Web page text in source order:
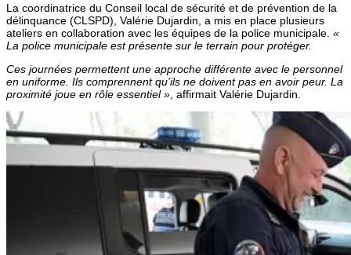
La coordinatrice du Conseil local de sécurité et de prévention de la
délinquance (CLSPD), Valérie Dujardin, a mis en place plusieurs
ateliers en collaboration avec les équipes de la police municipale. «
La police municipale est présente sur le terrain pour protéger.
Ces journées permettent une approche différente avec le personnel
en uniforme. Ils comprennent qu’ils ne doivent pas en avoir peur. La
proximité joue en rôle essentiel » , affirmait Valérie Dujardin.